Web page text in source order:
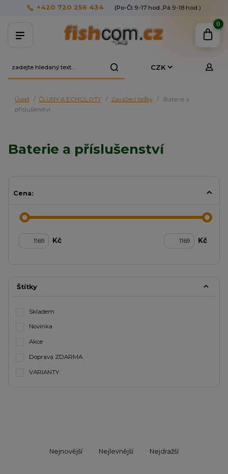
CZK
+420 720 256 434 (Po-Čt 9-17 hod.,Pá 9-18 hod.)
0
Úvod ČLUNY A ECHOLOTY Zavážecí loďky
Baterie a
příslušenství
Baterie a příslušenství
Cena:
Kč Kč
Štítky
Skladem
Novinka
Akce
Doprava ZDARMA
VARIANTY
Nejnovější Nejlevnější Nejdražší